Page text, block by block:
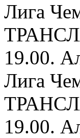
Лига
19.00.
Лига
19.00.